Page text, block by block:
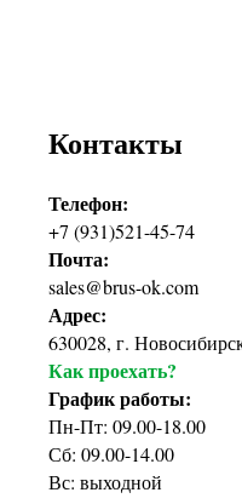
Контакты
Телефон:
+7 (931)521-45-74
Почта:
sales@brus-ok.com
Адрес:
630028, г.
Как проехать?
График работы:
Пн-Пт: 09.00-18.00
Сб: 09.00-14.00
Вс: выходной